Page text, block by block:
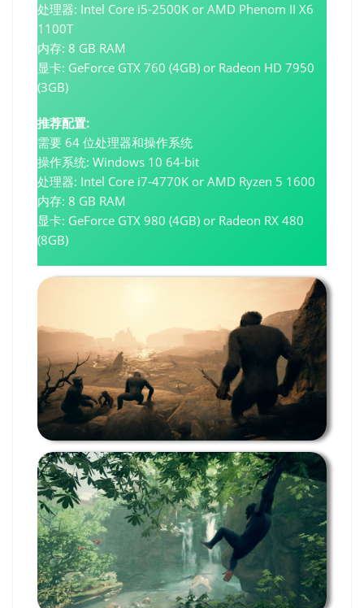
处理器: Intel Core i5-2500K or AMD Phenom II X6
1100T
内存: 8 GB RAM
显卡: GeForce GTX 760 (4GB) or Radeon HD 7950
(3GB)
推荐配置:
需要 64 位处理器和操作系统
操作系统: Windows 10 64-bit
处理器: Intel Core i7-4770K or AMD Ryzen 5 1600
内存: 8 GB RAM
显卡: GeForce GTX 980 (4GB) or Radeon RX 480
(8GB)